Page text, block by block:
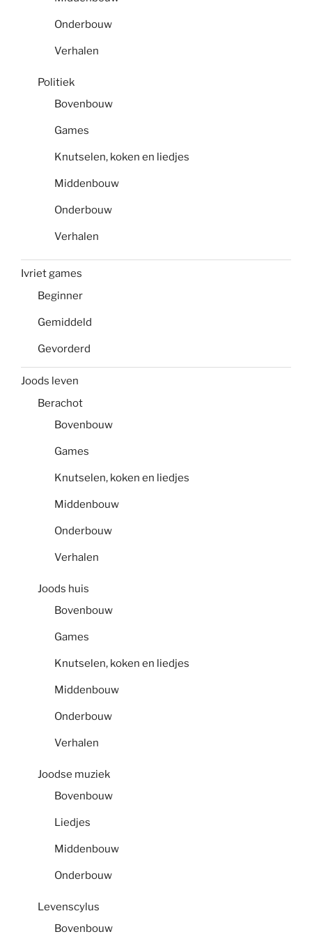
Onderbouw
Verhalen
Politiek
Bovenbouw
Games
Knutselen, koken en liedjes
Middenbouw
Onderbouw
Verhalen
Ivriet games
Beginner
Gemiddeld
Gevorderd
Joods leven
Berachot
Bovenbouw
Games
Knutselen, koken en liedjes
Middenbouw
Onderbouw
Verhalen
Joods huis
Bovenbouw
Games
Knutselen, koken en liedjes
Middenbouw
Onderbouw
Verhalen
Joodse muziek
Bovenbouw
Liedjes
Middenbouw
Onderbouw
Levenscylus
Bovenbouw